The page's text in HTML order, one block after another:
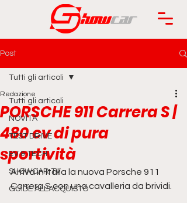
Post
Tutti gli articoli
NOVITÀ
TEST DRIVE
EV & TECH
SHOWCAR TV
GUIDE ALL'ACQUISTO
Tutti gli articoli
PORSCHE 911 Carrera S |
480 cv di pura
sportività
Redazione
Arriva in Italia la nuova Porsche 911
Carrera S con una cavalleria da brividi.